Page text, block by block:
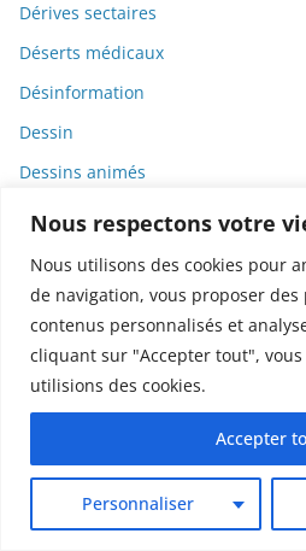
Nous respectons votre
Nous utilisons des cookies pour
de navigation, vous proposer
contenus personnalisés et
cliquant sur "Accepter tout",
utilisions des cookies.
Personnaliser
Accepter
Dérives sectaires
Déserts médicaux
Désinformation
Dessin
Dessins animés
Déterminisme
Dette
Dette immunitaire
Deux-roues
DGCCRF
Didier Raoult